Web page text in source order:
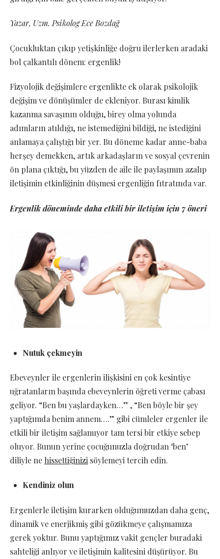
Yazar, Uzm. Psikolog Ece Bozdağ
Çocukluktan çıkıp yetişkinliğe doğru ilerlerken aradaki
bol çalkantılı dönem: ergenlik!
Fizyolojik değişimlere ergenlikte ek olarak psikolojik
değişim ve dönüşümler de ekleniyor. Burası kimlik
kazanma savaşının olduğu, birey olma yolunda
adımların atıldığı, ne istemediğini bildiği, ne istediğini
anlamaya çalıştığı bir yer. Bu döneme kadar anne-baba
herşey demekken, artık arkadaşların ve sosyal çevrenin
ön plana çıktığı, bu yüzden de aile ile paylaşımın azalıp
iletişimin etkinliğinin düşmesi ergenliğin fıtratında var.
Ergenlik döneminde daha etkili bir iletişim için 7 öneri
Nutuk çekmeyin
Ebeveynler ile ergenlerin ilişkisini en çok kesintiye
uğratanların başında ebeveynlerin öğreti verme çabası
geliyor. “Ben bu yaşlardayken…” , “Ben böyle bir şey
yaptığımda benim annem….” gibi cümleler ergenler ile
etkili bir iletişim sağlamıyor tam tersi bir etkiye sebep
oluyor. Bunun yerine çocuğunuzla doğrudan ‘ben’
diliyle ne hissettiğinizi söylemeyi tercih edin.
Kendiniz olun
Ergenlerle iletişim kurarken olduğumuzdan daha genç,
dinamik ve enerjikmiş gibi gözükmeye çalışmamıza
gerek yoktur. Bunu yaptığımız vakit gençler buradaki
sahteliği anlıyor ve iletişimin kalitesini düşürüyor. Bu